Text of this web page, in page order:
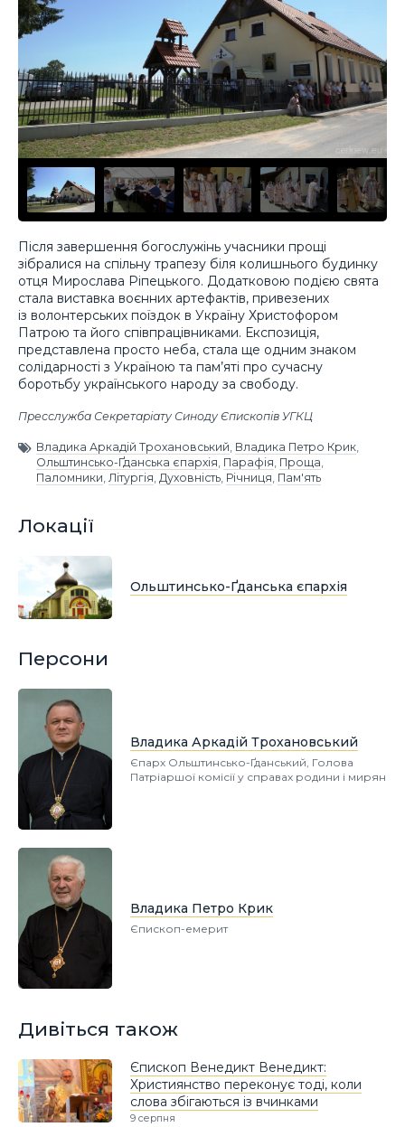
Після завершення богослужінь учасники прощі
зібралися на спільну трапезу біля колишнього будинку
отця Мирослава Ріпецького. Додатковою подією свята
стала виставка воєнних артефактів, привезених
із волонтерських поїздок в Україну Христофором
Патрою та його співпрацівниками. Експозиція,
представлена просто неба, стала ще одним знаком
солідарності з Україною та пам’яті про сучасну
боротьбу українського народу за свободу.
Пресслужба Секретаріату Синоду Єпископів УГКЦ
Владика Аркадій Трохановський, Владика Петро Крик,
Ольштинсько-Ґданська єпархія, Парафія, Проща,
Паломники, Літургія, Духовність, Річниця, Пам'ять
Локації
Ольштинсько-Ґданська єпархія
Персони
Владика Аркадій Трохановський
Єпарх Ольштинсько-Ґданський, Голова
Патріаршої комісії у справах родини і мирян
Владика Петро Крик
Єпископ-емерит
Дивіться також
Єпископ Венедикт Венедикт:
Християнство переконує тоді, коли
слова збігаються із вчинками
9 серпня